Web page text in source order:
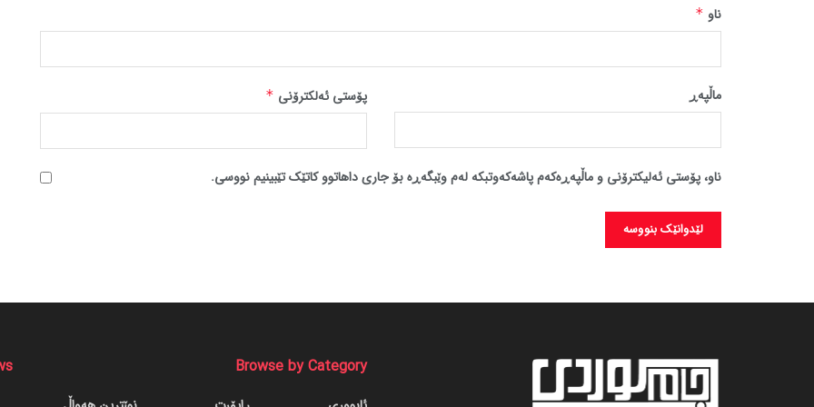
ناو *
پۆستی ئەلکترۆنی * ماڵپه‌ڕ
ناو، پۆستی ئەلیکترۆنی و ماڵپەڕەکەم پاشەکەوتبکە لەم وێبگەڕە بۆ جاری داهاتوو کاتێک تێبینیم نووسی.
Browse by Category